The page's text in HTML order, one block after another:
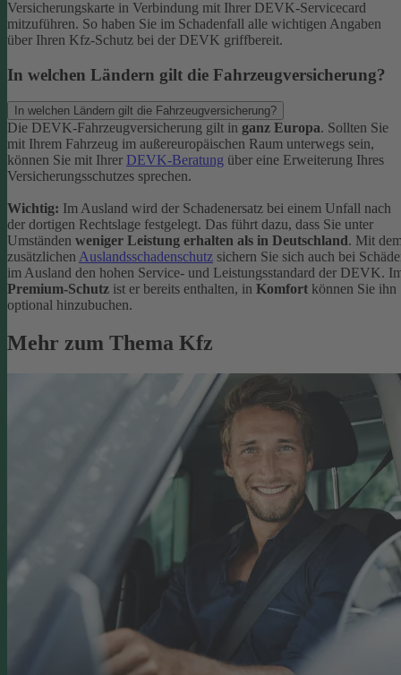
Versicherungskarte in Verbindung mit Ihrer DEVK-Servicecard
mitzuführen. So haben Sie im Schadenfall alle wichtigen Angaben
über Ihren Kfz-Schutz bei der DEVK griffbereit.
In welchen Ländern gilt die Fahrzeugversicherung?
In welchen Ländern gilt die Fahrzeugversicherung?
Die DEVK-Fahrzeugversicherung gilt in ganz Europa. Sollten Sie
mit Ihrem Fahrzeug im außereuropäischen Raum unterwegs sein,
können Sie mit Ihrer DEVK-Beratung über eine Erweiterung Ihres
Versicherungsschutzes sprechen.
Wichtig: Im Ausland wird der Schadenersatz bei einem Unfall nach
der dortigen Rechtslage festgelegt. Das führt dazu, dass Sie unter
Umständen weniger Leistung erhalten als in Deutschland. Mit
zusätzlichenAuslandsschadenschutz sichern Sie sich auch bei
im Ausland den hohen Service- und Leistungsstandard der DEVK.
Premium-Schutz ist er bereits enthalten, in Komfort können Sie ihn
optional hinzubuchen.
Mehr zum Thema Kfz